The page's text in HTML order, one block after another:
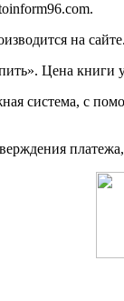
на сайте.
Цена книги
система, с
платежа,